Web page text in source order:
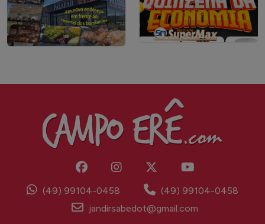
(49) 99104-0458
(49) 99104-0458
jandirsabedot@gmail.com